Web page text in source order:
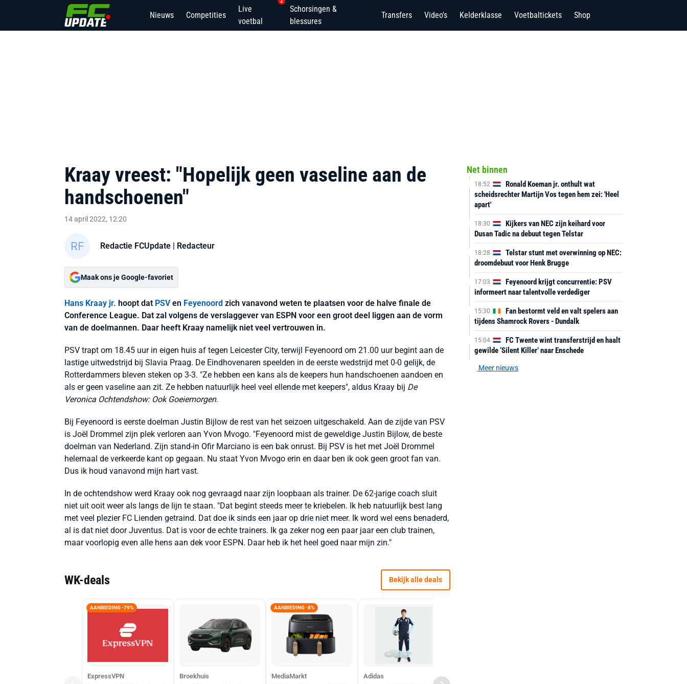
Nieuws Competities
Live
voetbal
Schorsingen &
blessures
Transfers Video's Kelderklasse Voetbaltickets Shop
Kraay vreest: "Hopelijk geen vaseline aan de
handschoenen"
14 april 2022, 12:20
Redactie FCUpdate | Redacteur
Maak ons je Google-favoriet
Hans Kraay jr. hoopt dat PSVen Feyenoord zich vanavond weten te plaatsen voor de halve finale de
Conference League. Dat zal volgens de verslaggever van ESPN voor een groot deel liggen aan de vorm
van de doelmannen. Daar heeft Kraay namelijk niet veel vertrouwen in.
PSV trapt om 18.45 uur in eigen huis af tegen Leicester City, terwijl Feyenoord om 21.00 uur begint aan de
lastige uitwedstrijd bij Slavia Praag. De Eindhovenaren speelden in de eerste wedstrijd met 0-0 gelijk, de
Rotterdammers bleven steken op 3-3. "Ze hebben een kans als de keepers hun handschoenen aandoen en
als er geen vaseline aan zit. Ze hebben natuurlijk heel veel ellende met keepers", aldus Kraay bij De
Veronica Ochtendshow: Ook Goeiemorgen.
Bij Feyenoord is eerste doelman Justin Bijlow de rest van het seizoen uitgeschakeld. Aan de zijde van PSV
is Joël Drommel zijn plek verloren aan Yvon Mvogo. "Feyenoord mist de geweldige Justin Bijlow, de beste
doelman van Nederland. Zijn stand-in Ofir Marciano is een bak onrust. Bij PSV is het met Joël Drommel
helemaal de verkeerde kant op gegaan. Nu staat Yvon Mvogo erin en daar ben ik ook geen groot fan van.
Dus ik houd vanavond mijn hart vast.
In de ochtendshow werd Kraay ook nog gevraagd naar zijn loopbaan als trainer. De 62-jarige coach sluit
niet uit ooit weer als langs de lijn te staan. "Dat begint steeds meer te kriebelen. Ik heb natuurlijk best lang
met veel plezier FC Lienden getraind. Dat doe ik sinds een jaar op drie niet meer. Ik word wel eens benaderd,
al is dat niet door Juventus. Dat is voor de echte trainers. Ik ga zeker nog een paar jaar een club trainen,
maar voorlopig even alle hens aan dek voor ESPN. Daar heb ik het heel goed naar mijn zin."
WK-deals Bekijk alle deals
AANBIEDING -79%
ExpressVPN Broekhuis
AANBIEDING -8%
MediaMarkt Adidas
Net binnen
18:52
Ronald Koeman jr. onthult wat
scheidsrechter Martijn Vos tegen hem zei: 'Heel
apart'
18:30
Kijkers van NEC zijn keihard voor
Dusan Tadic na debuut tegen Telstar
18:28
Telstar stunt met overwinning op NEC:
droomdebuut voor Henk Brugge
17:03
Feyenoord krijgt concurrentie: PSV
informeert naar talentvolle verdediger
15:30
Fan bestormt veld en valt spelers aan
tijdens Shamrock Rovers - Dundalk
15:04
FC Twente wint transferstrijd en haalt
gewilde ‘Silent Killer’ naar Enschede
Meer nieuws